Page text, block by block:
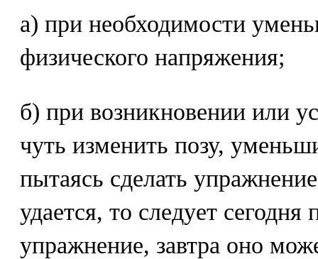
а) при необходимости
физического напряжения;
б) при возникновении или
чуть изменить позу,
пытаясь сделать
удается, то следует сегодня
упражнение, завтра оно